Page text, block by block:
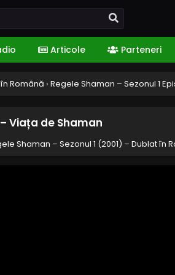
Articole Parteneri
Română › Regele Shaman – Sezonul 1
Viața de Shaman
Shaman – Sezonul 1 (2001) – Dublat în